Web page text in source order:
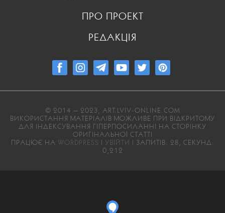
ПРО ПРОЕКТ
РЕДАКЦІЯ
© 2014 — 2023, ART.LVIV-ONLINE.COM
ВИКОРИСТАННЯ МАТЕРІАЛІВ МОЖЛИВЕ ПРИ ВІДКРИТОМУ
ДЛЯ ІНДЕКСУВАННЯ ГІПЕРПОСИЛАННІ НА СТОРІНКУ
ОРИГІНАЛЬНОЇ СТАТТІ
ПРАЦЮЄ НА WORDPRESS | УВІЙТИ | ЗАПИТІВ: 28, СЕКУНД:
0,212